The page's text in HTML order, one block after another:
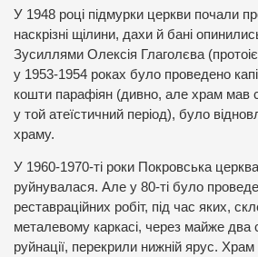
У 1948 році підмурки церкви почали
наскрізні щілини, дахи й бані
Зусиллями Олексія Глаголєва
у 1953-1954 роках було проведено
кошти парафіян (дивно, але храм мав
у той атеїстичний період), було
храму.
У 1960-1970-ті роки Покровська
руйнувалася. Але у 80-ті було
реставраційних робіт, під час яких,
металевому каркасі, через майже два
руйнації, перекрили нижній ярус.